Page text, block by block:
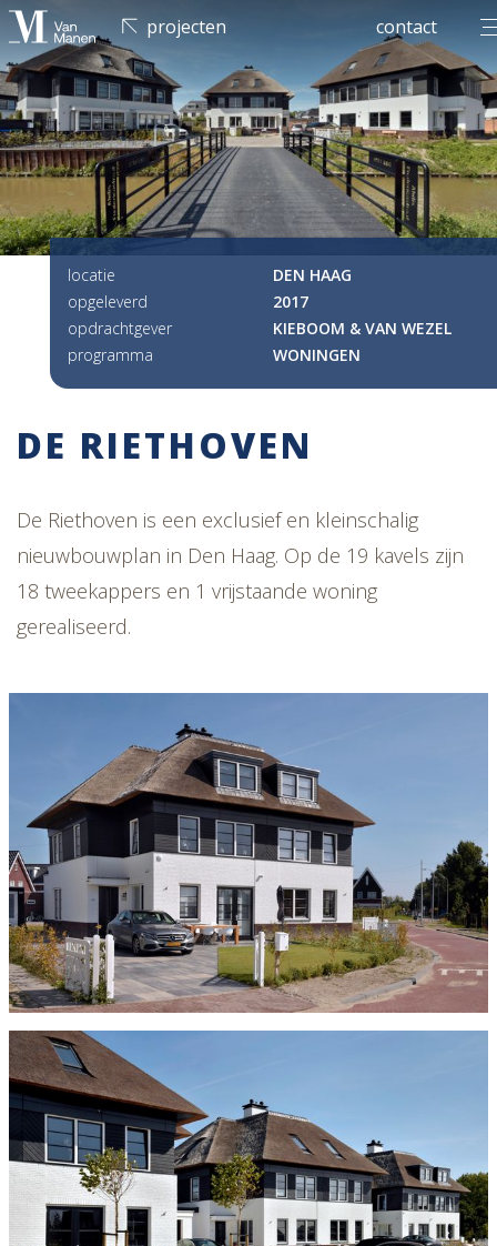
projecten contact
locatie
DEN HAAG
opgeleverd
2017
opdrachtgever
KIEBOOM & VAN WEZEL
programma
WONINGEN
DE RIETHOVEN
De Riethoven is een exclusief en kleinschalig
nieuwbouwplan in Den Haag. Op de 19 kavels zijn
18 tweekappers en 1 vrijstaande woning
gerealiseerd.